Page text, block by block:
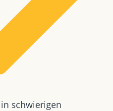
schwierigen